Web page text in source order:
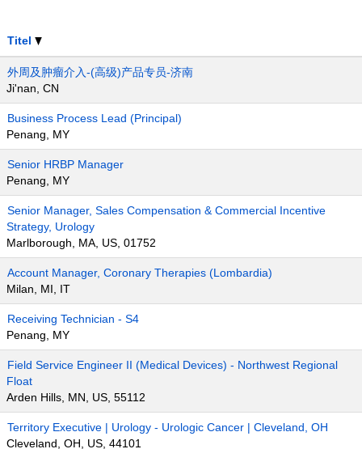
Titel
外周及肿瘤介入-(高级)产品专员-济南
Ji'nan, CN
Business Process Lead (Principal)
Penang, MY
Senior HRBP Manager
Penang, MY
Senior Manager, Sales Compensation & Commercial Incentive
Strategy, Urology
Marlborough, MA, US, 01752
Account Manager, Coronary Therapies (Lombardia)
Milan, MI, IT
Receiving Technician - S4
Penang, MY
Field Service Engineer II (Medical Devices) - Northwest Regional
Float
Arden Hills, MN, US, 55112
Territory Executive | Urology - Urologic Cancer | Cleveland, OH
Cleveland, OH, US, 44101